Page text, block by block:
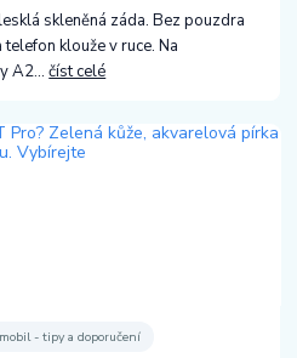
skleněná záda. Bez pouzdra
klouže v ruce. Na
A2...číst celé
- tipy a doporučení